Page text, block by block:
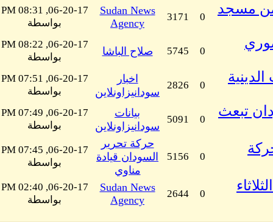
من مسجد
0
3171
Sudan News
Agency
06-20-17, 08:31 PM
بواسطة
0
5745 صلاح الباشا
06-20-17, 08:22 PM
بواسطة
0
2826
اخبار
سودانيزاونلاين
06-20-17, 07:51 PM
بواسطة
تبعث
0
5091
بيانات
سودانيزاونلاين
06-20-17, 07:49 PM
بواسطة
0
5156
حركة تحرير
السودان قيادة
مناوي
06-20-17, 07:45 PM
بواسطة
0
2644
Sudan News
Agency
06-20-17, 02:40 PM
بواسطة